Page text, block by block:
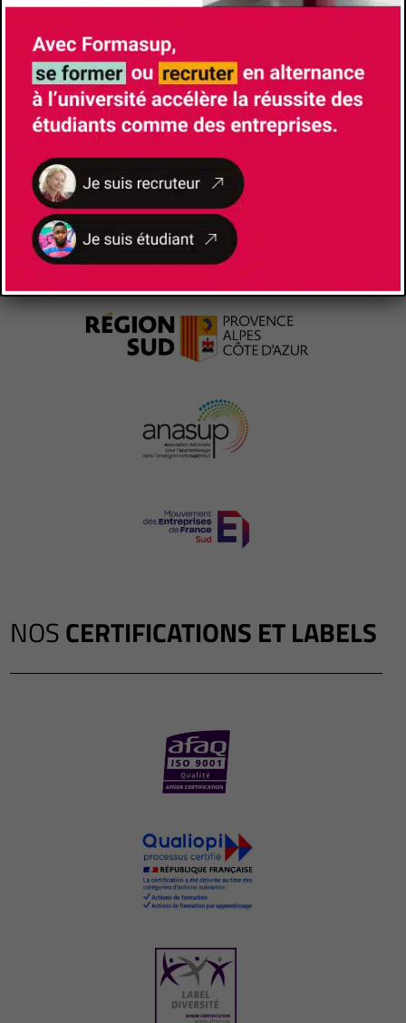
NOSCERTIFICATIONS ET LABELS